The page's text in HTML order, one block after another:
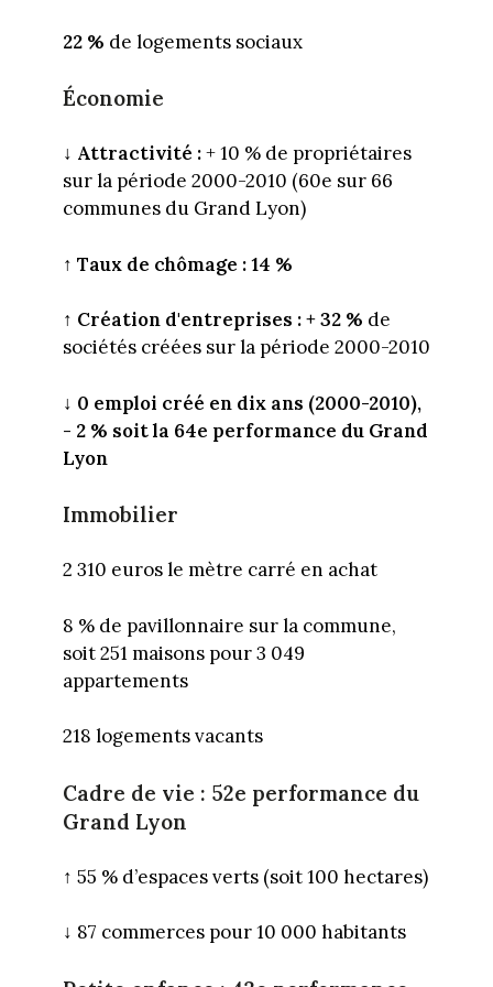
22 % de logements sociaux
Économie
↓ Attractivité :+ 10 % de propriétaires
sur la période 2000-2010 (60e sur 66
communes du Grand Lyon)
↑ Taux de chômage : 14 %
↑ Création d'entreprises : + 32 % de
sociétés créées sur la période 2000-2010
↓ 0 emploi créé en dix ans (2000-2010),
- 2 % soit la 64e performance du Grand
Lyon
Immobilier
2 310 euros le mètre carré en achat
8 % de pavillonnaire sur la commune,
soit 251 maisons pour 3 049
appartements
218 logements vacants
Cadre de vie : 52e performance du
Grand Lyon
↑ 55 % d’espaces verts (soit 100 hectares)
↓ 87 commerces pour 10 000 habitants